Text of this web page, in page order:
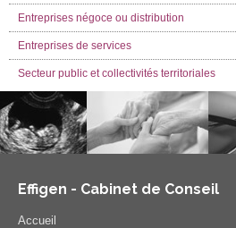
Entreprises négoce ou distribution
Entreprises de services
Secteur public et collectivités territoriales
Effigen - Cabinet de Conseil
Accueil